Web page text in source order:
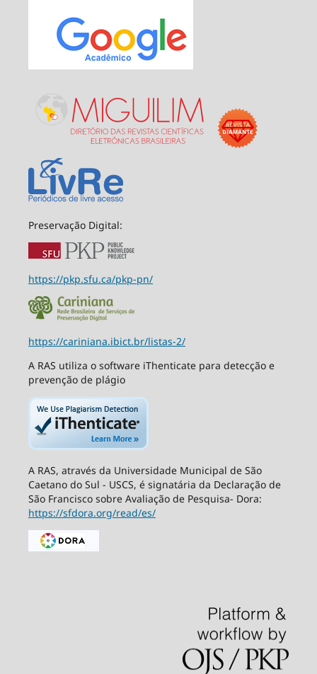
Preservação Digital:
https://pkp.sfu.ca/pkp-pn/
https://cariniana.ibict.br/listas-2/
A RAS utiliza o software iThenticate para detecção e
prevenção de plágio
A RAS, através da Universidade Municipal de São
Caetano do Sul - USCS, é signatária da Declaração de
São Francisco sobre Avaliação de Pesquisa- Dora:
https://sfdora.org/read/es/